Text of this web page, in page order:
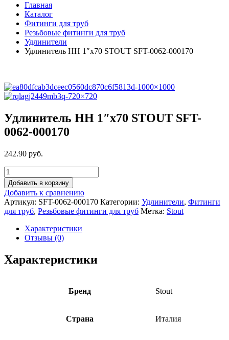
Главная
Каталог
Фитинги для труб
Резьбовые фитинги для труб
Удлинители
Удлинитель НН 1″x70 STOUT SFT-0062-000170
Удлинитель НН 1″x70 STOUT SFT-
0062-000170
242.90 руб.
Добавить в корзину
Добавить к сравнению
Артикул: SFT-0062-000170 Категории: Удлинители, Фитинги
для труб, Резьбовые фитинги для труб Метка: Stout
Характеристики
Отзывы (0)
Характеристики
Бренд Stout
Страна Италия